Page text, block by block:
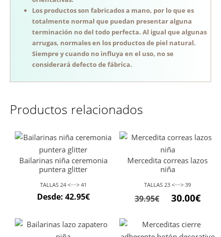
Los productos son fabricados a mano, por lo que es
totalmente normal que puedan presentar alguna
terminación no del todo perfecta. Al igual que algunas
arrugas, normales en los productos de piel natural.
Siempre y cuando no influya en el uso, no se
considerará defecto de fábrica.
Productos relacionados
Bailarinas niña ceremonia
puntera glitter
TALLAS 24 <····> 41
Desde: 42.95€
Mercedita correas lazos
niña
TALLAS 23 <····> 39
39.95€ 30.00€